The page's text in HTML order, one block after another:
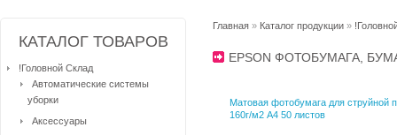
Главная » Каталог продукции »
EPSON ФОТОБУМАГА,
Матовая фотобумага для струйной
160г/м2 A4 50 листов
КАТАЛОГ ТОВАРОВ
!Головной Склад
Автоматические системы
уборки
Аксессуары